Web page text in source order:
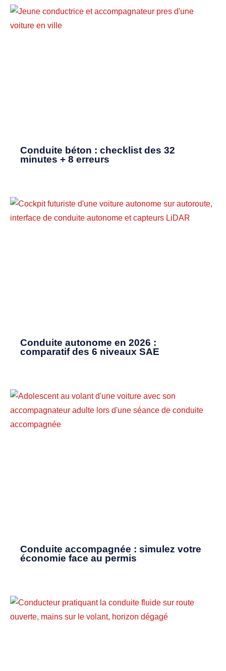
Conduite béton : checklist des 32
minutes + 8 erreurs
Conduite autonome en 2026 :
comparatif des 6 niveaux SAE
Conduite accompagnée : simulez votre
économie face au permis